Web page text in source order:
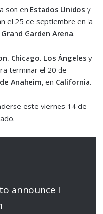
son en Estados Unidos y
el 25 de septiembre en la
Grand Garden Arena.
, Chicago, Los Ángeles y
terminar el 20 de
Anaheim, en California.
este viernes 14 de
to announce I